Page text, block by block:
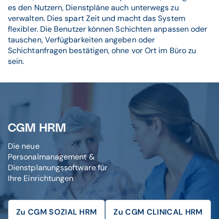
es den Nutzern, Dienstpläne auch unterwegs zu
verwalten. Dies spart Zeit und macht das System
flexibler. Die Benutzer können Schichten anpassen oder
tauschen, Verfügbarkeiten angeben oder
Schichtanfragen bestätigen, ohne vor Ort im Büro zu
sein.
CGM HRM
Die neue
Personalmanagement &
Dienstplanungssoftware für
Ihre Einrichtungen
Zu CGM SOZIAL HRM Zu CGM CLINICAL HRM